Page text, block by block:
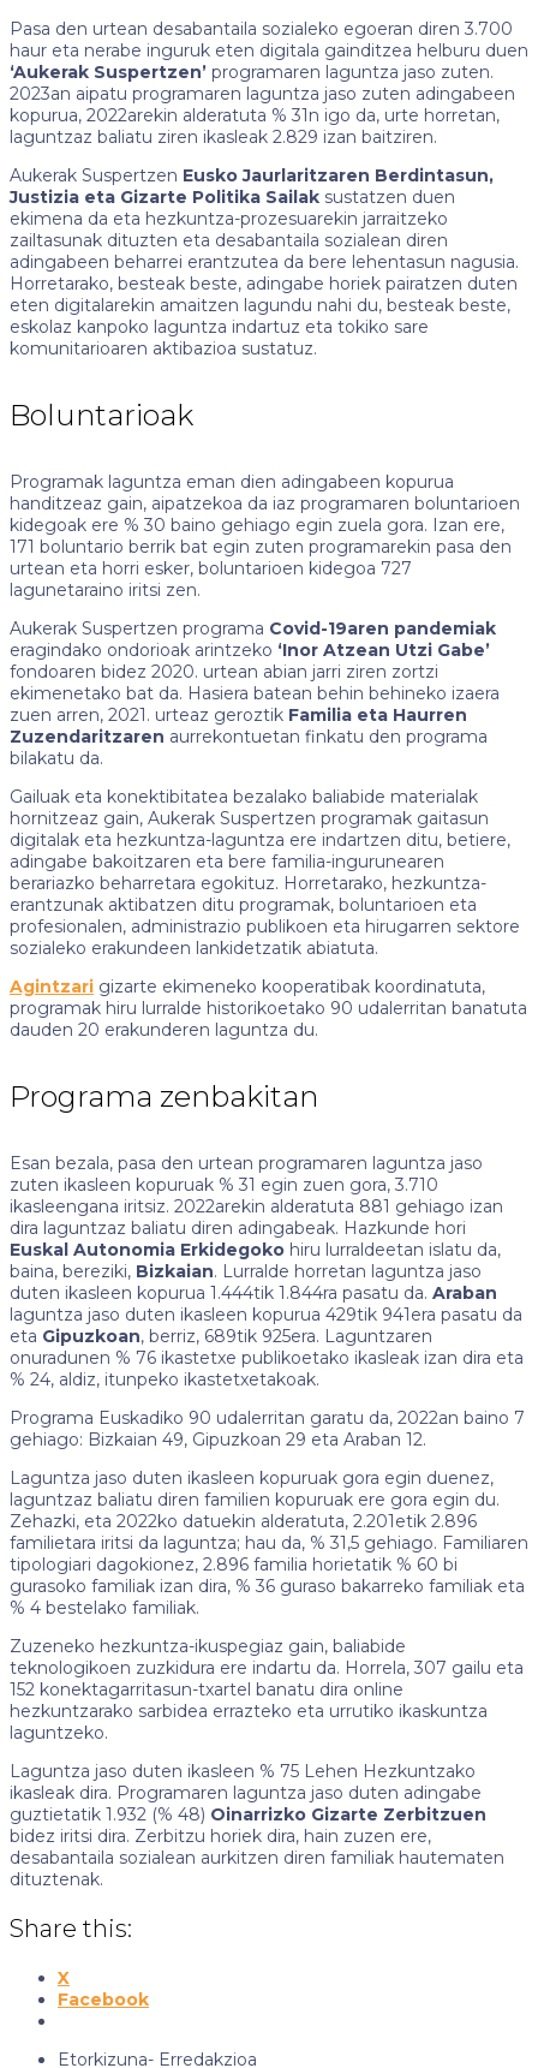
Pasa den urtean desabantaila sozialeko egoeran diren 3.700
haur eta nerabe inguruk eten digitala gainditzea helburu duen
‘Aukerak Suspertzen’ programaren laguntza jaso zuten.
2023an aipatu programaren laguntza jaso zuten adingabeen
kopurua, 2022arekin alderatuta % 31n igo da, urte horretan,
laguntzaz baliatu ziren ikasleak 2.829 izan baitziren.
Aukerak Suspertzen Eusko Jaurlaritzaren Berdintasun,
Justizia eta Gizarte Politika Sailak sustatzen duen
ekimena da eta hezkuntza-prozesuarekin jarraitzeko
zailtasunak dituzten eta desabantaila sozialean diren
adingabeen beharrei erantzutea da bere lehentasun nagusia.
Horretarako, besteak beste, adingabe horiek pairatzen duten
eten digitalarekin amaitzen lagundu nahi du, besteak beste,
eskolaz kanpoko laguntza indartuz eta tokiko sare
komunitarioaren aktibazioa sustatuz.
Boluntarioak
Programak laguntza eman dien adingabeen kopurua
handitzeaz gain, aipatzekoa da iaz programaren boluntarioen
kidegoak ere % 30 baino gehiago egin zuela gora. Izan ere,
171 boluntario berrik bat egin zuten programarekin pasa den
urtean eta horri esker, boluntarioen kidegoa 727
lagunetaraino iritsi zen.
Aukerak Suspertzen programa Covid-19aren pandemiak
eragindako ondorioak arintzeko ‘Inor Atzean Utzi Gabe’
fondoaren bidez 2020. urtean abian jarri ziren zortzi
ekimenetako bat da. Hasiera batean behin behineko izaera
zuen arren, 2021. urteaz geroztik Familia eta Haurren
Zuzendaritzaren aurrekontuetan finkatu den programa
bilakatu da.
Gailuak eta konektibitatea bezalako baliabide materialak
hornitzeaz gain, Aukerak Suspertzen programak gaitasun
digitalak eta hezkuntza-laguntza ere indartzen ditu, betiere,
adingabe bakoitzaren eta bere familia-ingurunearen
berariazko beharretara egokituz. Horretarako, hezkuntza-
erantzunak aktibatzen ditu programak, boluntarioen eta
profesionalen, administrazio publikoen eta hirugarren sektore
sozialeko erakundeen lankidetzatik abiatuta.
Agintzari gizarte ekimeneko kooperatibak koordinatuta,
programak hiru lurralde historikoetako 90 udalerritan banatuta
dauden 20 erakunderen laguntza du.
Programa zenbakitan
Esan bezala, pasa den urtean programaren laguntza jaso
zuten ikasleen kopuruak % 31 egin zuen gora, 3.710
ikasleengana iritsiz. 2022arekin alderatuta 881 gehiago izan
dira laguntzaz baliatu diren adingabeak. Hazkunde hori
Euskal Autonomia Erkidegoko hiru lurraldeetan islatu da,
baina, bereziki, Bizkaian. Lurralde horretan laguntza jaso
duten ikasleen kopurua 1.444tik 1.844ra pasatu da. Araban
laguntza jaso duten ikasleen kopurua 429tik 941era pasatu da
eta Gipuzkoan, berriz, 689tik 925era. Laguntzaren
onuradunen % 76 ikastetxe publikoetako ikasleak izan dira eta
% 24, aldiz, itunpeko ikastetxetakoak.
Programa Euskadiko 90 udalerritan garatu da, 2022an baino 7
gehiago: Bizkaian 49, Gipuzkoan 29 eta Araban 12.
Laguntza jaso duten ikasleen kopuruak gora egin duenez,
laguntzaz baliatu diren familien kopuruak ere gora egin du.
Zehazki, eta 2022ko datuekin alderatuta, 2.201etik 2.896
familietara iritsi da laguntza; hau da, % 31,5 gehiago. Familiaren
tipologiari dagokionez, 2.896 familia horietatik % 60 bi
gurasoko familiak izan dira, % 36 guraso bakarreko familiak eta
% 4 bestelako familiak.
Zuzeneko hezkuntza-ikuspegiaz gain, baliabide
teknologikoen zuzkidura ere indartu da. Horrela, 307 gailu eta
152 konektagarritasun-txartel banatu dira online
hezkuntzarako sarbidea errazteko eta urrutiko ikaskuntza
laguntzeko.
Laguntza jaso duten ikasleen % 75 Lehen Hezkuntzako
ikasleak dira. Programaren laguntza jaso duten adingabe
guztietatik 1.932 (% 48) Oinarrizko Gizarte Zerbitzuen
bidez iritsi dira. Zerbitzu horiek dira, hain zuzen ere,
desabantaila sozialean aurkitzen diren familiak hautematen
dituztenak.
Share this:
X
Facebook
Etorkizuna- Erredakzioa